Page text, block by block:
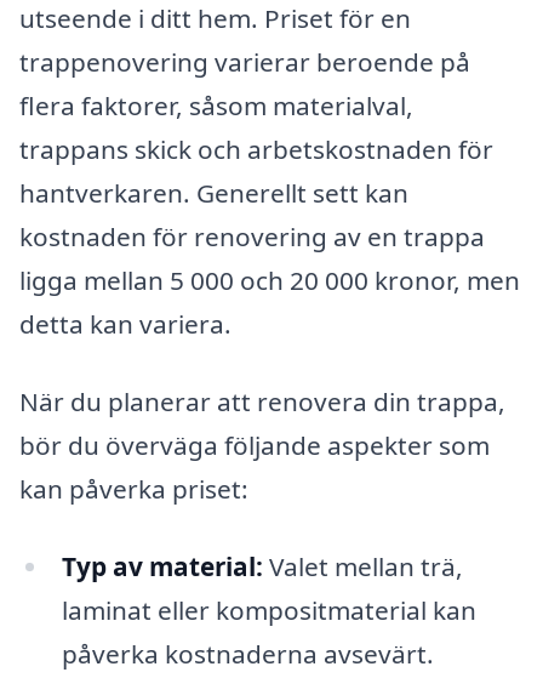
utseende i ditt hem. Priset för en
trappenovering varierar beroende på
flera faktorer, såsom materialval,
trappans skick och arbetskostnaden för
hantverkaren. Generellt sett kan
kostnaden för renovering av en trappa
ligga mellan 5 000 och 20 000 kronor, men
detta kan variera.
När du planerar att renovera din trappa,
bör du överväga följande aspekter som
kan påverka priset:
Typ av material: Valet mellan trä,
laminat eller kompositmaterial kan
påverka kostnaderna avsevärt.